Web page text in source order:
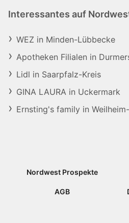
Interessantes auf
WEZ in Minden-Lübbecke
Apotheken Filialen in
Lidl in Saarpfalz-Kreis
GINA LAURA in Uckermark
Ernsting's family in
Nordwest Prospekte
AGB